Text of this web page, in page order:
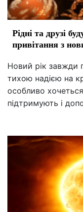
Рідні та друзі
привітання з
Новий рік завжди
тихою надією на
особливо хочеться
підтримують і